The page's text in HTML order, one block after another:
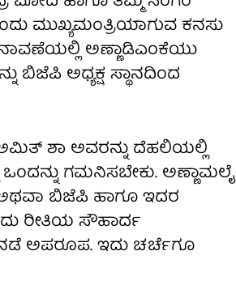
ಮುಖ್ಯಮಂತ್ರಿಯಾಗುವ ಕನಸು
ಅಣ್ಣಾಡಿಎಂಕೆಯು
ಬಿಜೆಪಿ ಅಧ್ಯಕ್ಷ ಸ್ಥಾನದಿಂದ
ಶಾ ಅವರನ್ನು ದೆಹಲಿಯಲ್ಲಿ
ಗಮನಿಸಬೇಕು. ಅಣ್ಣಾಮಲೈ
ಬಿಜೆಪಿ ಹಾಗೂ ಇದರ
ರೀತಿಯ ಸೌಹಾರ್ದ
ಅಪರೂಪ. ಇದು ಚರ್ಚೆಗೂ